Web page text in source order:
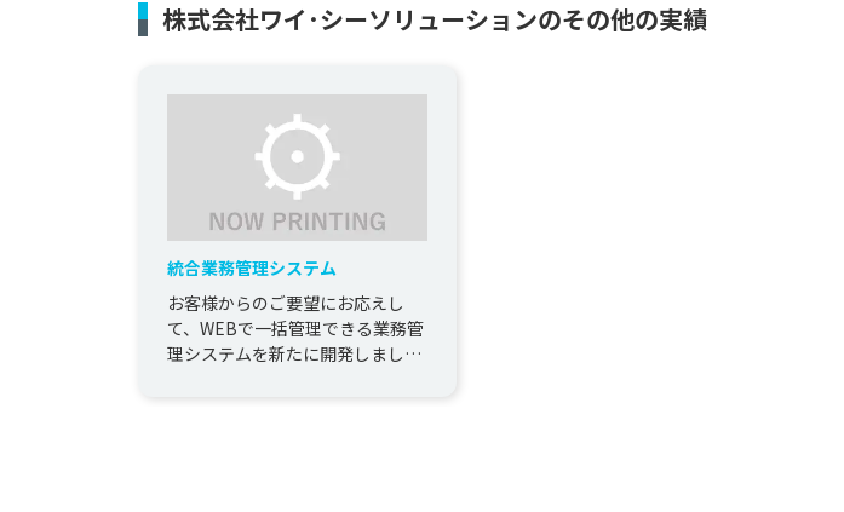
株式会社ワイ･シーソリューションのその他の実績
統合業務管理システム
お客様からのご要望にお応えし
て、WEBで一括管理できる業務管
理システムを新たに開発しまし
アリングを重ねてお客様の求める